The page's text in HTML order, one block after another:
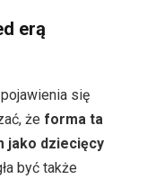
erą
się
że forma ta
jako dziecięcy
być także